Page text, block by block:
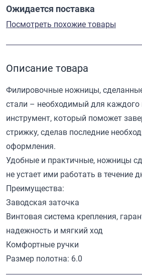
Ожидается поставка
Посмотреть похожие товары
Описание товара
Филировочные ножницы,
стали – необходимый для каждого
инструмент, который поможет
стрижку, сделав последние
оформления.
Удобные и практичные, ножницы
не устает ими работать в течение
Преимущества:
Заводская заточка
Винтовая система крепления,
надежность и мягкий ход
Комфортные ручки
Размер полотна: 6.0